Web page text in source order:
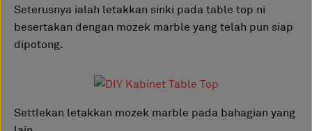
Seterusnya ialah letakkan sinki pada table top ni
besertakan dengan mozek marble yang telah pun siap
dipotong.
Settlekan letakkan mozek marble pada bahagian yang